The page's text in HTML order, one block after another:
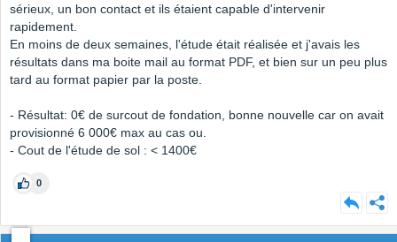
sérieux, un bon contact et ils étaient capable d'intervenir
rapidement.
En moins de deux semaines, l'étude était réalisée et j'avais les
résultats dans ma boite mail au format PDF, et bien sur un peu plus
tard au format papier par la poste.
- Résultat: 0€ de surcout de fondation, bonne nouvelle car on avait
provisionné 6 000€ max au cas ou.
- Cout de l'étude de sol : < 1400€
0